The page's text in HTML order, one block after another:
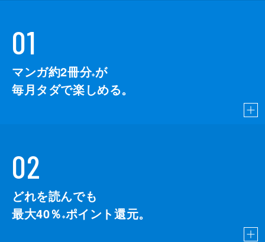
01
マンガ約2冊分※が
毎月タダで楽しめる。
02
どれを読んでも
最大40％ ※ポイント還元。